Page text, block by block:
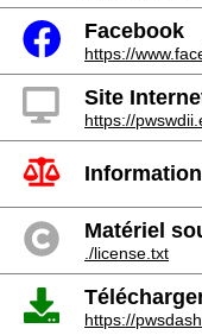
Facebook
https://
Site
https://
Matériel
./license.txt
https://